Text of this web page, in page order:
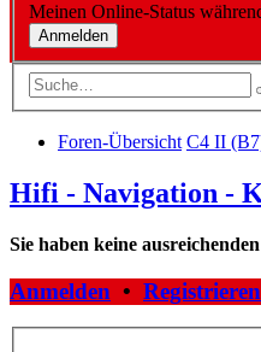
Meinen Online-Status
Foren-Übersicht C4 II
Hifi - Navigation -
Sie haben keine
Anmelden • Registrieren